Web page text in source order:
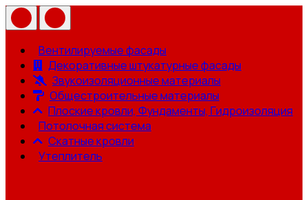
Вентилируемые фасады
Декоративные штукатурные фасады
Звукоизоляционные материалы
Общестроительные материалы
Плоские кровли, Фундаменты, Гидроизоляция
Потолочная система
Скатные кровли
Утеплитель